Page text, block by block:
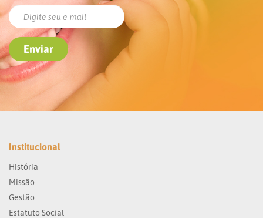
Institucional
História
Missão
Gestão
Estatuto Social